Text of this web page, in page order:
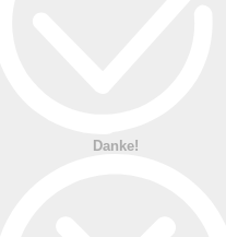
Danke!